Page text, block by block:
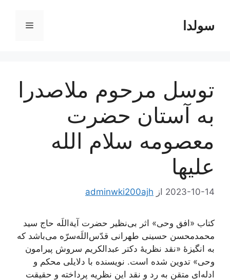
محتواسولدا فهرست
توسل مرحوم ملاصدرا
به آستان حضرت
معصومه سلام الله
علیها
2023-10-14 از adminwki200ajh
کتاب «افق وحی» اثر بی‌نظیر حضرت آیة‌اللَه حاج سید
محمدمحسن حسینی طهرانی قدّس‌اللَه‌سرّه می‌باشد که
به انگیزۀ «نقد نظریۀ دکتر عبدالکریم سروش پیرامون
وحی» تدوین شده است. نویسنده با دلایلی محکم و
ادله‌ای متقن به رد و نقد این نظریه پرداخته و حقیقت